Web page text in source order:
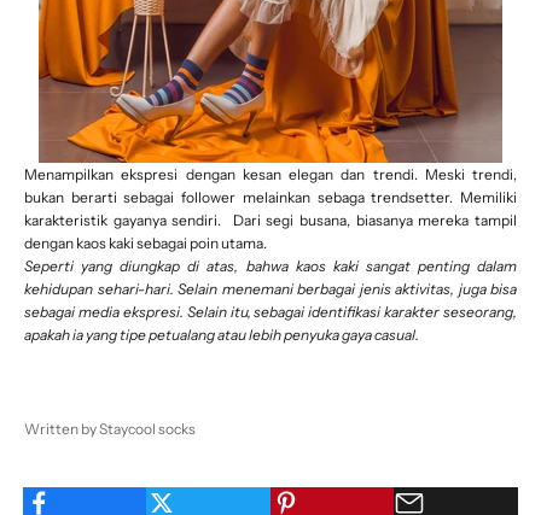
Menampilkan ekspresi dengan kesan elegan dan trendi. Meski trendi,
bukan berarti sebagai follower melainkan sebaga trendsetter. Memiliki
karakteristik gayanya sendiri. Dari segi busana, biasanya mereka tampil
dengan kaos kaki sebagai poin utama.
Seperti yang diungkap di atas, bahwa kaos kaki sangat penting dalam
kehidupan sehari-hari. Selain menemani berbagai jenis aktivitas, juga bisa
sebagai media ekspresi. Selain itu, sebagai identifikasi karakter seseorang,
apakah ia yang tipe petualang atau lebih penyuka gaya casual.
Written by Staycool socks